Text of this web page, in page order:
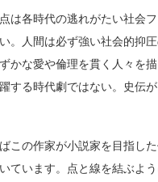
は各時代の逃れがたい社会
。人間は必ず強い社会的抑
かな愛や倫理を貫く人々を
する時代劇ではない。史伝
この作家が小説家を目指し
ています。点と線を結ぶよ